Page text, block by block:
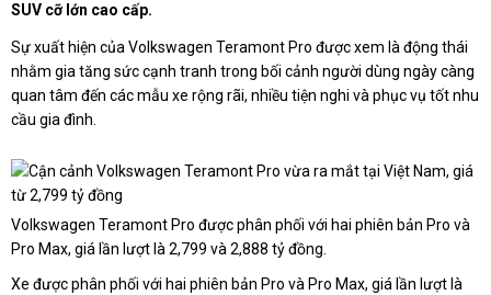
SUV cỡ lớn cao cấp.
Sự xuất hiện của Volkswagen Teramont Pro được xem là động thái
nhằm gia tăng sức cạnh tranh trong bối cảnh người dùng ngày càng
quan tâm đến các mẫu xe rộng rãi, nhiều tiện nghi và phục vụ tốt nhu
cầu gia đình.
Volkswagen Teramont Pro được phân phối với hai phiên bản Pro và
Pro Max, giá lần lượt là 2,799 và 2,888 tỷ đồng.
Xe được phân phối với hai phiên bản Pro và Pro Max, giá lần lượt là